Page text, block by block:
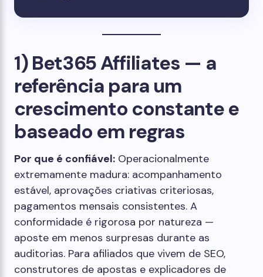
1) Bet365 Affiliates — a
referência para um
crescimento constante e
baseado em regras
Por que é confiável: Operacionalmente
extremamente madura: acompanhamento
estável, aprovações criativas criteriosas,
pagamentos mensais consistentes. A
conformidade é rigorosa por natureza —
aposte em menos surpresas durante as
auditorias. Para afiliados que vivem de SEO,
construtores de apostas e explicadores de